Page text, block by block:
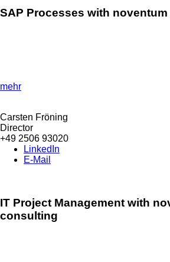
SAP Processes with
mehr
Carsten Fröning
Director
+49 2506 93020
LinkedIn
E-Mail
IT Project Management with
consulting